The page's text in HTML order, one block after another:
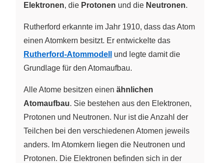
Elektronen, die Protonen und die Neutronen.
Rutherford erkannte im Jahr 1910, dass das Atom
einen Atomkern besitzt. Er entwickelte das
Rutherford-Atommodell
und legte damit die
Grundlage für den Atomaufbau.
Alle Atome besitzen einen ähnlichen
Atomaufbau. Sie bestehen aus den Elektronen,
Protonen und Neutronen. Nur ist die Anzahl der
Teilchen bei den verschiedenen Atomen jeweils
anders. Im Atomkern liegen die Neutronen und
Protonen. Die Elektronen befinden sich in der